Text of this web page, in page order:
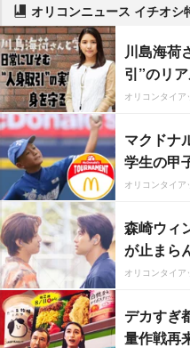
オリコンニュース イチオシ
川島海荷
引”のリ
オリコンタイア
マクドナ
学生の甲
オリコンタイア
森崎ウィ
が止まら
オリコンタイア
デカすぎ
量作戦再